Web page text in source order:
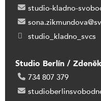
studio-kladno-
studio_kladno_svcs
Studio Berlín /
734 807 379